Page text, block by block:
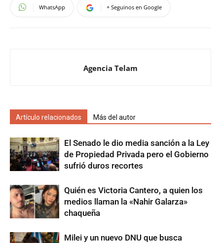
WhatsApp + Seguinos en Google
Agencia Telam
Artículo relacionados Más del autor
El Senado le dio media sanción a la Ley
de Propiedad Privada pero el Gobierno
sufrió duros recortes
Quién es Victoria Cantero, a quien los
medios llaman la «Nahir Galarza»
chaqueña
Milei y un nuevo DNU que busca